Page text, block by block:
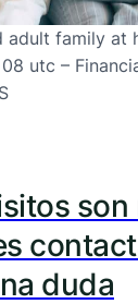
family at
utc –
duda